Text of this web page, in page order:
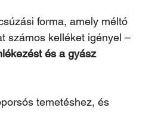
forma, amely méltó
számos kelléket igényel –
és a gyász
temetéshez, és